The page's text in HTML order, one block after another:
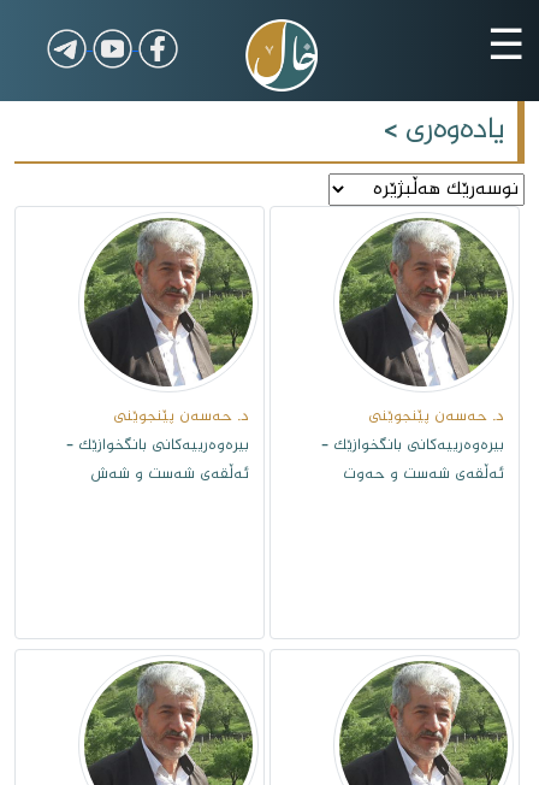
☰
یادەوەری >
د. حەسەن پێنجوێنى
بیرەوەرییەکانی بانگخوازێک -
ئەڵقەى شەست و حەوت
د. حەسەن پێنجوێنى
بیرەوەرییەکانی بانگخوازێک -
ئەڵقەى شەست و شەش